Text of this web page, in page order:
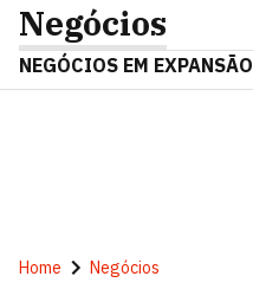
Negócios
NEGÓCIOS EM EXPANSÃO
Home Negócios